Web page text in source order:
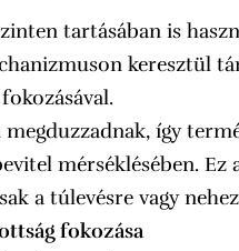
tartásában is
keresztül
így
mérséklésében.
a túlevésre vagy
fokozása